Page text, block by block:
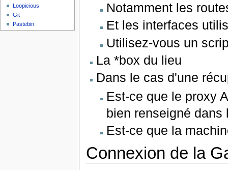
Notamment les
Et les interfaces
Utilisez-vous un
La *box du lieu
Dans le cas d'une
Est-ce que le proxy
bien renseigné
Est-ce que la
Connexion de la
Loopicious
Git
Pastebin